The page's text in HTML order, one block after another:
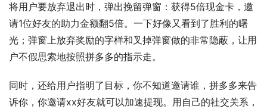
将用户要放弃退出时，弹出挽留弹窗：获得5倍现金卡，邀
请1位好友的助力金额翻5倍。一下好像又看到了胜利的曙
光；弹窗上放弃奖励的字样和叉掉弹窗做的非常隐蔽，让用
户不假思索地按照拼多多的指示走。
同时，还给用户指明了目标，你不知道邀请谁，拼多多来告
诉你，你邀请xx好友就可以加速提现。用自己的社交关系，